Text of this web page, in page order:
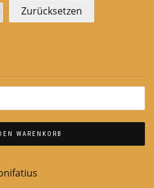
Zurücksetzen
WARENKORB